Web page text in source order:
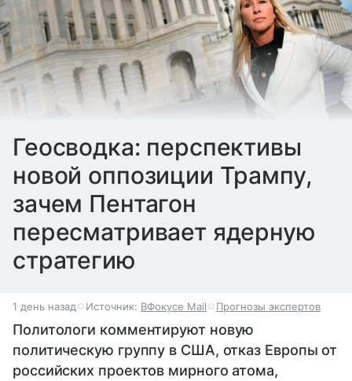
Геосводка: перспективы
новой оппозиции Трампу,
зачем Пентагон
пересматривает ядерную
стратегию
1 день назад Источник: ВФокусе Mail Прогнозы экспертов
Политологи комментируют новую
политическую группу в США, отказ Европы от
российских проектов мирного атома,